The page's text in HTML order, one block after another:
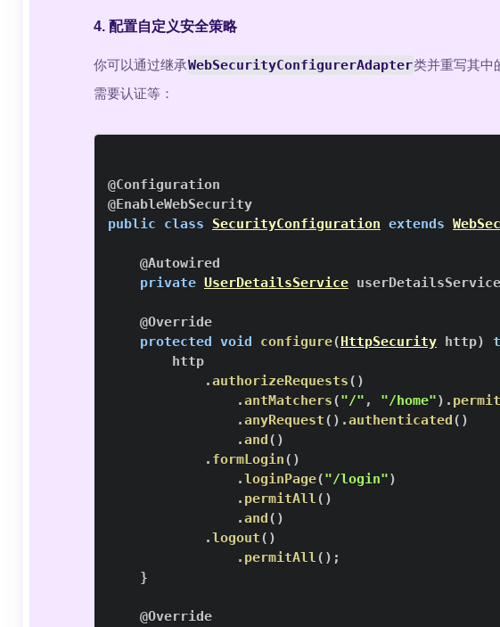
4. 配置自定义安全策略
你可以通过继承WebSecurityConfigurerAdapter类并重写其中
需要认证等：
@Configuration
@EnableWebSecurity
public
class SecurityConfiguration extends
@Autowired
private UserDetailsService userDetailsService
@Override
protected void configure(HttpSecurity http)
.authorizeRequests( )
.antMatchers("/" , "/home") .
.anyRequest( ) .authenticated( )
.and( )
. formLogin( )
.loginPage("/login")
. permitAll( )
.and( )
.logout( )
. permitAll( ) ;
}
@Override